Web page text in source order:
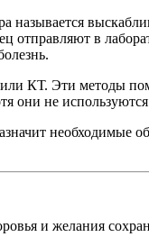
отправляют в
КТ. Эти методы
не
необходимые
и желания